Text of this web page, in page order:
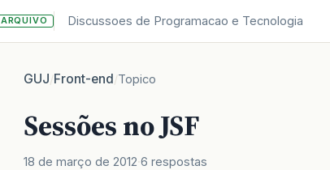
ARQUIVO Discussoes de Programacao e Tecnologia
GUJ/Front-end/Topico
Sessões no JSF
18 de março de 2012 6 respostas